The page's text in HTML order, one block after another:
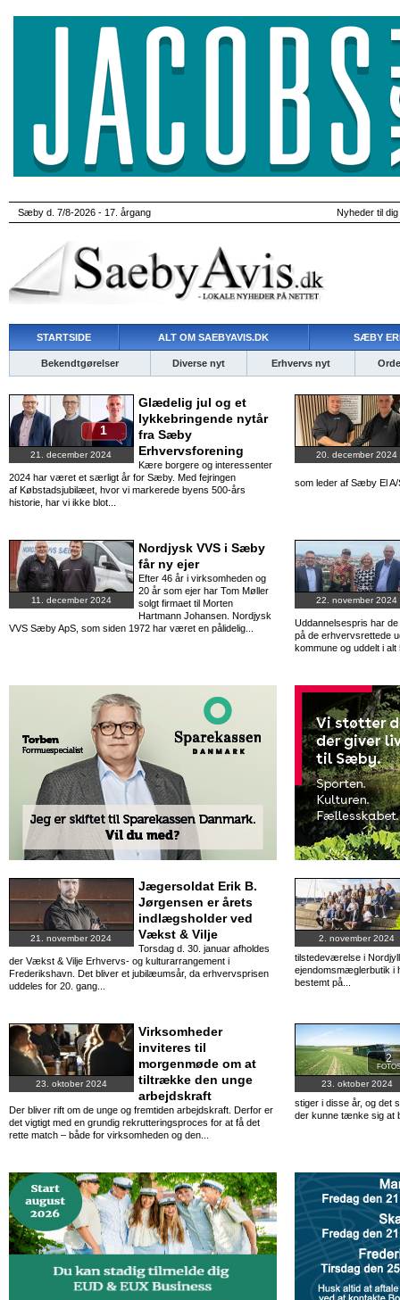
Sæby d. 7/8-2026 - 17. årgang Nyheder til
STARTSIDE ALT OM SAEBYAVIS.DK SÆBY
Bekendtgørelser Diverse nyt Erhvervs nyt
21. december 2024
1
Glædelig jul og et
lykkebringende nytår
fra Sæby
Erhvervsforening
Kære borgere og interessenter
2024 har været et særligt år for Sæby. Med fejringen
af Købstadsjubilæet, hvor vi markerede byens 500-års
historie, har vi ikke blot...
20. december 2024
som leder af Sæby El A/
11. december 2024
Nordjysk VVS i Sæby
får ny ejer
Efter 46 år i virksomheden og
20 år som ejer har Tom Møller
solgt firmaet til Morten
Hartmann Johansen. Nordjysk
VVS Sæby ApS, som siden 1972 har været en pålidelig...
22. november 2024
Uddannelsespris har
på de erhvervsrettede
kommune og uddelt i
21. november 2024
Jægersoldat Erik B.
Jørgensen er årets
indlægsholder ved
Vækst & Vilje
Torsdag d. 30. januar afholdes
der Vækst & Vilje Erhvervs- og kulturarrangement i
Frederikshavn. Det bliver et jubilæumsår, da erhvervsprisen
uddeles for 20. gang...
2. november 2024
tilstedeværelse i
ejendomsmæglerbutik i
bestemt på...
23. oktober 2024
Virksomheder
inviteres til
morgenmøde om at
tiltrække den unge
arbejdskraft
Der bliver rift om de unge og fremtiden arbejdskraft. Derfor er
det vigtigt med en grundig rekrutteringsproces for at få det
rette match – både for virksomheden og den...
23. oktober 2024
2
stiger i disse år, og det
der kunne tænke sig at